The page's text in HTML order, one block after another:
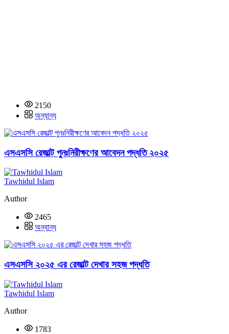
2150
অন্যান্য
এসএসসি রেজাল্ট পুনঃনিরীক্ষণের আবেদন পদ্ধতি ২০২৫
Tawhidul Islam
Author
2465
অন্যান্য
এসএসসি ২০২৫ এর রেজাল্ট দেখার সহজ পদ্ধতি
Tawhidul Islam
Author
1783